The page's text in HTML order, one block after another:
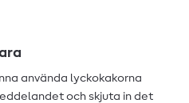
använda lyckokakorna
och skjuta in det